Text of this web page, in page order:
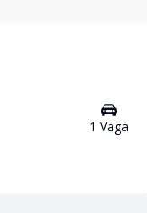
1 Vaga